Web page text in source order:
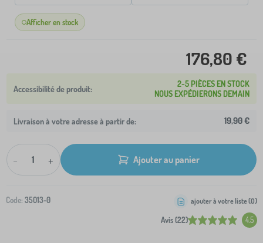
Afficher en stock
176,80 €
2-5 PIÈCES EN STOCK
NOUS EXPÉDIERONS DEMAIN
Livraison à votre adresse à partir de: 19,90 €
- + Ajouter au panier
Code: 35013-0
Avis (22) 4.5
ajouter à votre liste (0)